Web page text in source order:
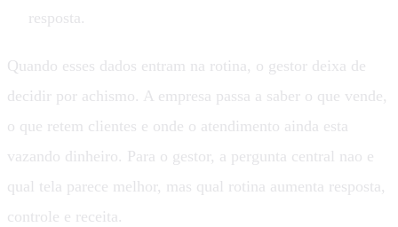
resposta.
Quando esses dados entram na rotina, o gestor deixa de
decidir por achismo. A empresa passa a saber o que vende,
o que retem clientes e onde o atendimento ainda esta
vazando dinheiro. Para o gestor, a pergunta central nao e
qual tela parece melhor, mas qual rotina aumenta resposta,
controle e receita.